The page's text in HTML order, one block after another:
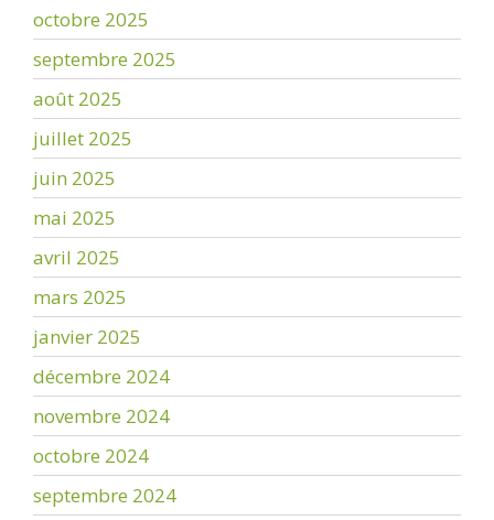
octobre 2025
septembre 2025
août 2025
juillet 2025
juin 2025
mai 2025
avril 2025
mars 2025
janvier 2025
décembre 2024
novembre 2024
octobre 2024
septembre 2024